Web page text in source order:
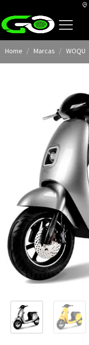
Home Marcas WOQU